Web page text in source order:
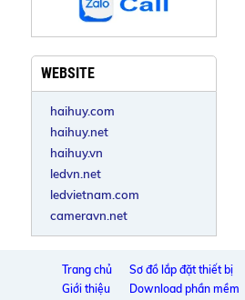
WEBSITE
haihuy.com
haihuy.net
haihuy.vn
ledvn.net
ledvietnam.com
cameravn.net
Trang chủ
Giới thiệu
Sơ đồ lắp đặt thiết bị
Download phần mềm